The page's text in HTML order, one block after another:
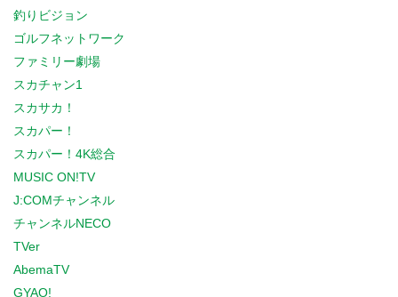
釣りビジョン
ゴルフネットワーク
ファミリー劇場
スカチャン1
スカサカ！
スカパー！
スカパー！4K総合
MUSIC ON!TV
J:COMチャンネル
チャンネルNECO
TVer
AbemaTV
GYAO!